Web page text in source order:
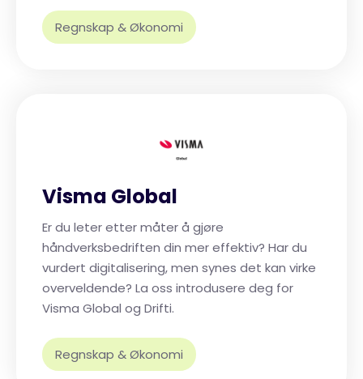
Regnskap & Økonomi
Visma Global
Er du leter etter måter å gjøre
håndverksbedriften din mer effektiv? Har du
vurdert digitalisering, men synes det kan virke
overveldende? La oss introdusere deg for
Visma Global og Drifti.
Regnskap & Økonomi